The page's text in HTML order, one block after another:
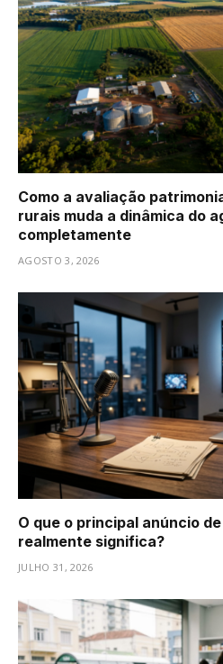
Como a avaliação
rurais muda a dinâmica do
completamente
AGOSTO 3, 2026
O que o principal anúncio
realmente significa?
JULHO 31, 2026